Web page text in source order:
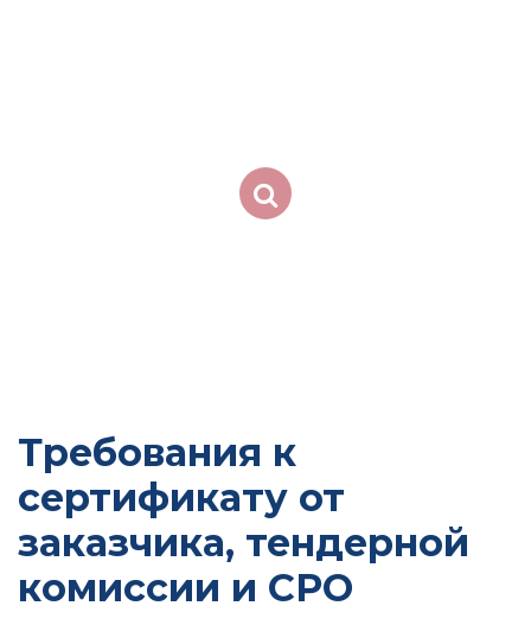
Требования к
сертификату от
заказчика, тендерной
комиссии и СРО